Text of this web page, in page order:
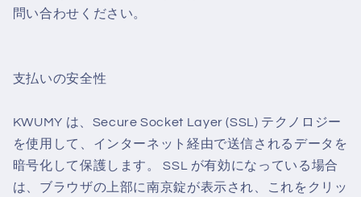
問い合わせください。
支払いの安全性
KWUMY は、Secure Socket Layer (SSL) テクノロジー
を使用して、インターネット経由で送信されるデータを
暗号化して保護します。 SSL が有効になっている場合
は、ブラウザの上部に南京錠が表示され、これをクリッ